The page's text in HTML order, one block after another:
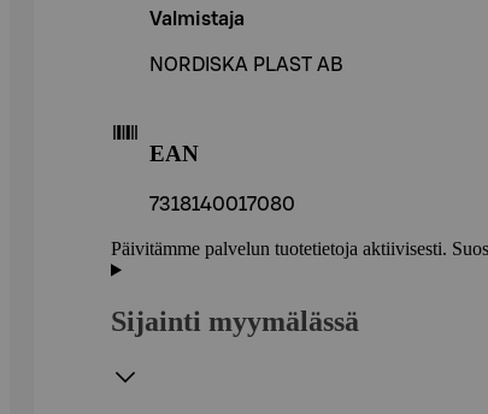
Valmistaja
NORDISKA PLAST AB
EAN
7318140017080
Päivitämme palvelun tuotetietoja aktiivisesti.
Sijainti myymälässä